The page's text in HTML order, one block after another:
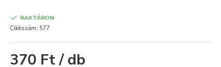
370 Ft / db
RAKTÁRON
Cikkszám: 577